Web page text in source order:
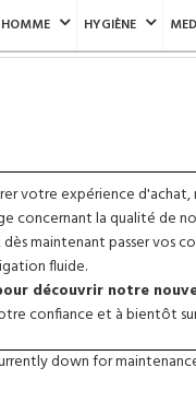
HOMME HYGIÈNE
votre expérience d'achat,
concernant la qualité de
maintenant passer vos
fluide.
découvrir notre
confiance et à bientôt
down for